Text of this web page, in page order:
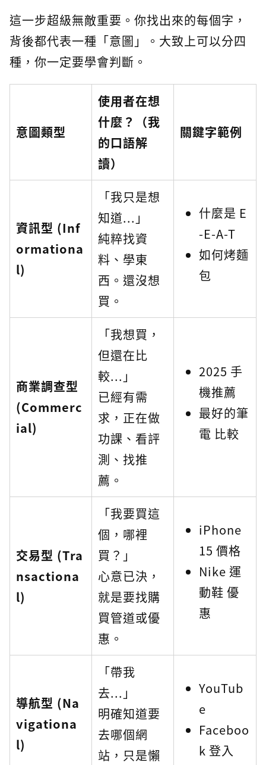
這一步超級無敵重要。你找出來的每個字，
背後都代表一種「意圖」。大致上可以分四
種，你一定要學會判斷。
意圖類型
使用者在想
什麼？（我
的口語解
讀）
關鍵字範例
資訊型 (Inf
ormationa
l)
「我只是想
知道...」
純粹找資
料、學東
西。還沒想
買。
什麼是 E
-E-A-T
如何烤麵
包
商業調查型
(Commerc
ial)
「我想買，
但還在比
較...」
已經有需
求，正在做
功課、看評
測、找推
薦。
2025 手
機推薦
最好的筆
電 比較
交易型 (Tra
nsactiona
l)
「我要買這
個，哪裡
買？」
心意已決，
就是要找購
買管道或優
惠。
iPhone
15 價格
Nike 運
動鞋 優
惠
導航型 (Na
vigationa
l)
「帶我
去...」
明確知道要
去哪個網
站，只是懶
YouTub
e
Faceboo
k 登入